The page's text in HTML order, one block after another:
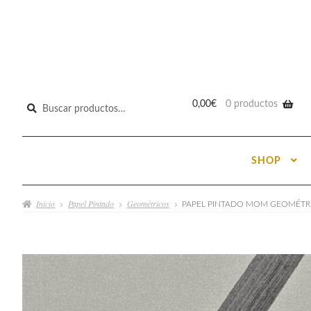
Buscar
0,00€ 0 productos
SHOP
Inicio Papel Pintado Geométricos PAPEL PINTADO MOM